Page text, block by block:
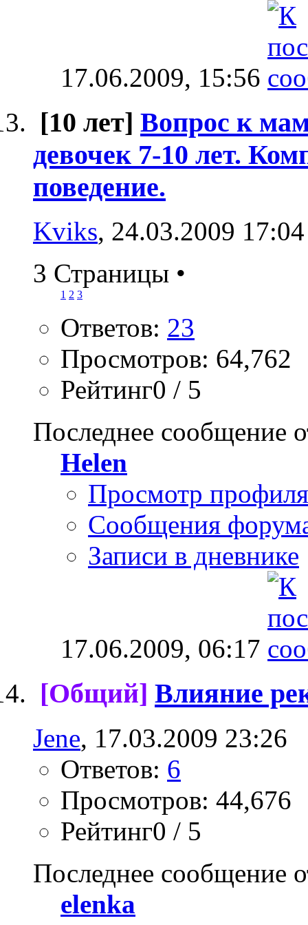
17.06.2009, 15:56
[10 лет] Вопрос к
девочек 7-10 лет.
поведение.
Kviks, 24.03.2009 17:04
3 Страницы •
1 2 3
Ответов: 23
Просмотров: 64,762
Рейтинг0 / 5
Последнее сообщение
Helen
Просмотр профиля
Сообщения
Записи в дневнике
17.06.2009, 06:17
[Общий] Влияние
Jene, 17.03.2009 23:26
Ответов: 6
Просмотров: 44,676
Рейтинг0 / 5
Последнее сообщение
elenka